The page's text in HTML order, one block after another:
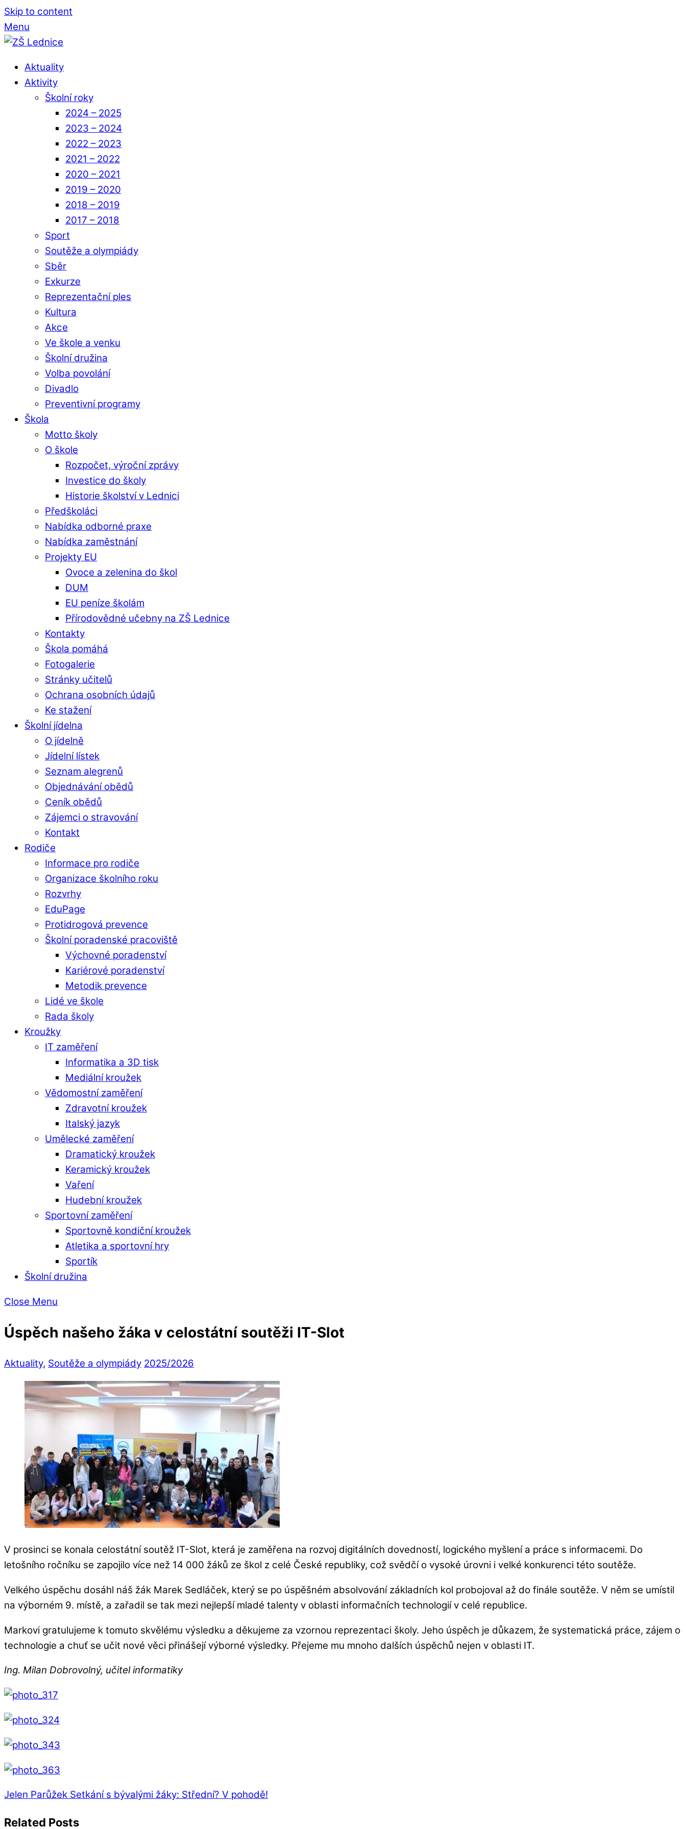
Skip to content
Menu
Aktuality
Aktivity
Školní roky
2024 – 2025
2023 – 2024
2022 – 2023
2021 – 2022
2020 – 2021
2019 – 2020
2018 – 2019
2017 – 2018
Sport
Soutěže a olympiády
Sběr
Exkurze
Reprezentační ples
Kultura
Akce
Ve škole a venku
Školní družina
Volba povolání
Divadlo
Preventivní programy
Škola
Motto školy
O škole
Rozpočet, výroční zprávy
Investice do školy
Historie školství v Lednici
Předškoláci
Nabídka odborné praxe
Nabídka zaměstnání
Projekty EU
Ovoce a zelenina do škol
DUM
EU peníze školám
Přírodovědné učebny na ZŠ Lednice
Kontakty
Škola pomáhá
Fotogalerie
Stránky učitelů
Ochrana osobních údajů
Ke stažení
Školní jídelna
O jídelně
Jídelní lístek
Seznam alegrenů
Objednávání obědů
Ceník obědů
Zájemci o stravování
Kontakt
Rodiče
Informace pro rodiče
Organizace školního roku
Rozvrhy
EduPage
Protidrogová prevence
Školní poradenské pracoviště
Výchovné poradenství
Kariérové poradenství
Metodik prevence
Lidé ve škole
Rada školy
Kroužky
IT zaměření
Informatika a 3D tisk
Mediální kroužek
Vědomostní zaměření
Zdravotní kroužek
Italský jazyk
Umělecké zaměření
Dramatický kroužek
Keramický kroužek
Vaření
Hudební kroužek
Sportovní zaměření
Sportovně kondiční kroužek
Atletika a sportovní hry
Sportík
Školní družina
Close Menu
Úspěch našeho žáka v celostátní soutěži IT-Slot
Aktuality, Soutěže a olympiády 2025/2026
V prosinci se konala celostátní soutěž IT-Slot, která je zaměřena na rozvoj digitálních dovedností, logického myšlení a práce s informacemi. Do
letošního ročníku se zapojilo více než 14 000 žáků ze škol z celé České republiky, což svědčí o vysoké úrovni i velké konkurenci této soutěže.
Velkého úspěchu dosáhl náš žák Marek Sedláček, který se po úspěšném absolvování základních kol probojoval až do finále soutěže. V něm se umístil
na výborném 9. místě, a zařadil se tak mezi nejlepší mladé talenty v oblasti informačních technologií v celé republice.
Markovi gratulujeme k tomuto skvělému výsledku a děkujeme za vzornou reprezentaci školy. Jeho úspěch je důkazem, že systematická práce, zájem o
technologie a chuť se učit nové věci přinášejí výborné výsledky. Přejeme mu mnoho dalších úspěchů nejen v oblasti IT.
Ing. Milan Dobrovolný, učitel informatiky
Jelen Parůžek Setkání s bývalými žáky: Střední? V pohodě!
Related Posts